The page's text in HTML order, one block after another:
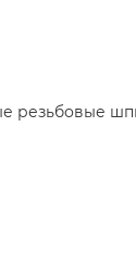
резьбовые